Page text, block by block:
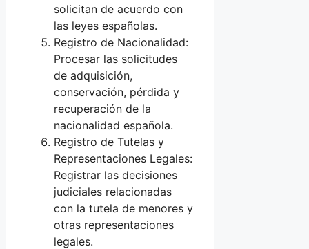
solicitan de acuerdo con
las leyes españolas.
Registro de Nacionalidad:
Procesar las solicitudes
de adquisición,
conservación, pérdida y
recuperación de la
nacionalidad española.
Registro de Tutelas y
Representaciones Legales:
Registrar las decisiones
judiciales relacionadas
con la tutela de menores y
otras representaciones
legales.